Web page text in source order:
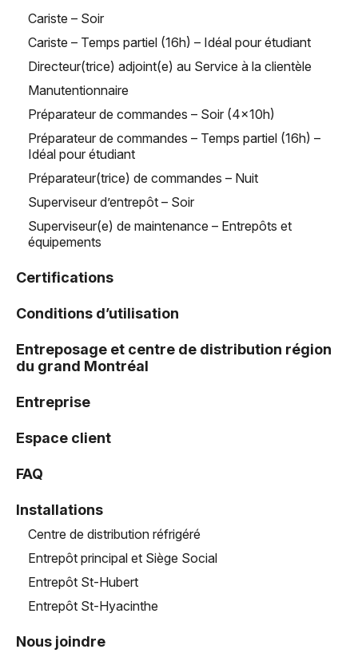
Cariste – Soir
Cariste – Temps partiel (16h) – Idéal pour étudiant
Directeur(trice) adjoint(e) au Service à la clientèle
Manutentionnaire
Préparateur de commandes – Soir (4x10h)
Préparateur de commandes – Temps partiel (16h) –
Idéal pour étudiant
Préparateur(trice) de commandes – Nuit
Superviseur d’entrepôt – Soir
Superviseur(e) de maintenance – Entrepôts et
équipements
Certifications
Conditions d’utilisation
Entreposage et centre de distribution région
du grand Montréal
Entreprise
Espace client
FAQ
Installations
Centre de distribution réfrigéré
Entrepôt principal et Siège Social
Entrepôt St-Hubert
Entrepôt St-Hyacinthe
Nous joindre